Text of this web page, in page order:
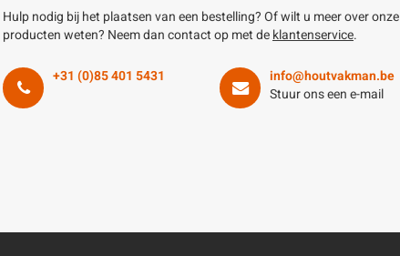
Hulp nodig bij het plaatsen van een bestelling? Of wilt u meer over onze
producten weten? Neem dan contact op met deklantenservice.
+31 (0)85 401 5431
info@houtvakman.be
Stuur ons een e-mail